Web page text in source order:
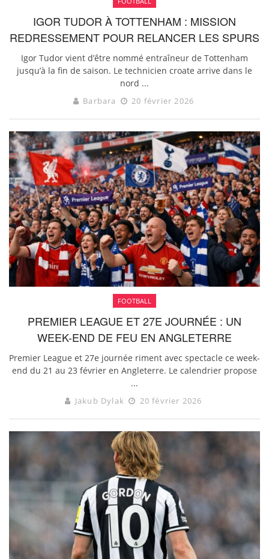
IGOR TUDOR À TOTTENHAM : MISSION
REDRESSEMENT POUR RELANCER LES SPURS
Igor Tudor vient d’être nommé entraîneur de Tottenham
jusqu’à la fin de saison. Le technicien croate arrive dans le
nord ...
Barbara 20 février 2026
FOOTBALL
PREMIER LEAGUE ET 27E JOURNÉE : UN
WEEK-END DE FEU EN ANGLETERRE
Premier League et 27e journée riment avec spectacle ce week-
end du 21 au 23 février en Angleterre. Le calendrier propose
...
Jakub Dylak 20 février 2026